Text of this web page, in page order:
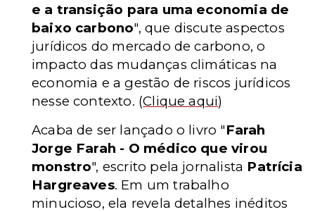
e a transição para uma economia de
baixo carbono", que discute aspectos
jurídicos do mercado de carbono, o
impacto das mudanças climáticas na
economia e a gestão de riscos jurídicos
nesse contexto. (Clique aqui)
Acaba de ser lançado o livro "Farah
Jorge Farah - O médico que virou
monstro", escrito pela jornalista Patrícia
Hargreaves. Em um trabalho
minucioso, ela revela detalhes inéditos